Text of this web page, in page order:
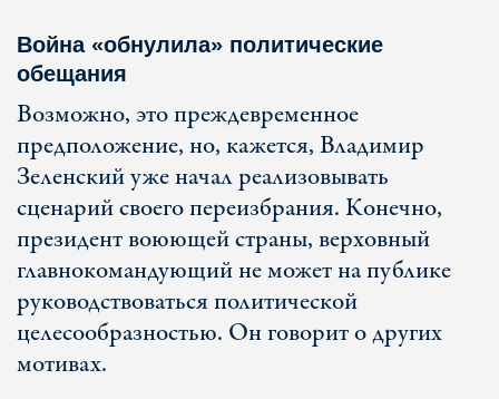
Война «обнулила» политические
обещания
Возможно, это преждевременное
предположение, но, кажется, Владимир
Зеленский уже начал реализовывать
сценарий своего переизбрания. Конечно,
президент воюющей страны, верховный
главнокомандующий не может на публике
руководствоваться политической
целесообразностью. Он говорит о других
мотивах.